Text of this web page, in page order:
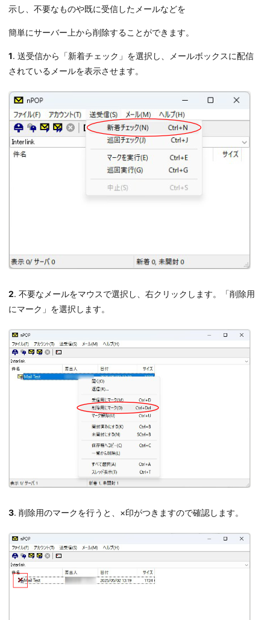
示し、不要なものや既に受信したメールなどを
簡単にサーバー上から削除することができます。
1. 送受信から「新着チェック」を選択し、メールボックスに配信
されているメールを表示させます。
2. 不要なメールをマウスで選択し、右クリックします。「削除用
にマーク」を選択します。
3. 削除用のマークを行うと、×印がつきますので確認します。